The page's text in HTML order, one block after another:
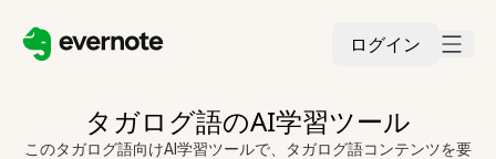
ログイン
タガログ語のAI学習ツール
このタガログ語向けAI学習ツールで、タガログ語コンテンツを要